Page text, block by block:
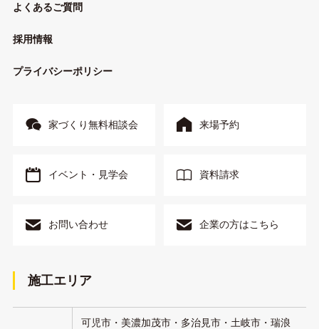
よくあるご質問
採用情報
プライバシーポリシー
家づくり無料相談会 来場予約
イベント・見学会 資料請求
お問い合わせ 企業の方はこちら
施工エリア
可児市・美濃加茂市・多治見市・土岐市・瑞浪